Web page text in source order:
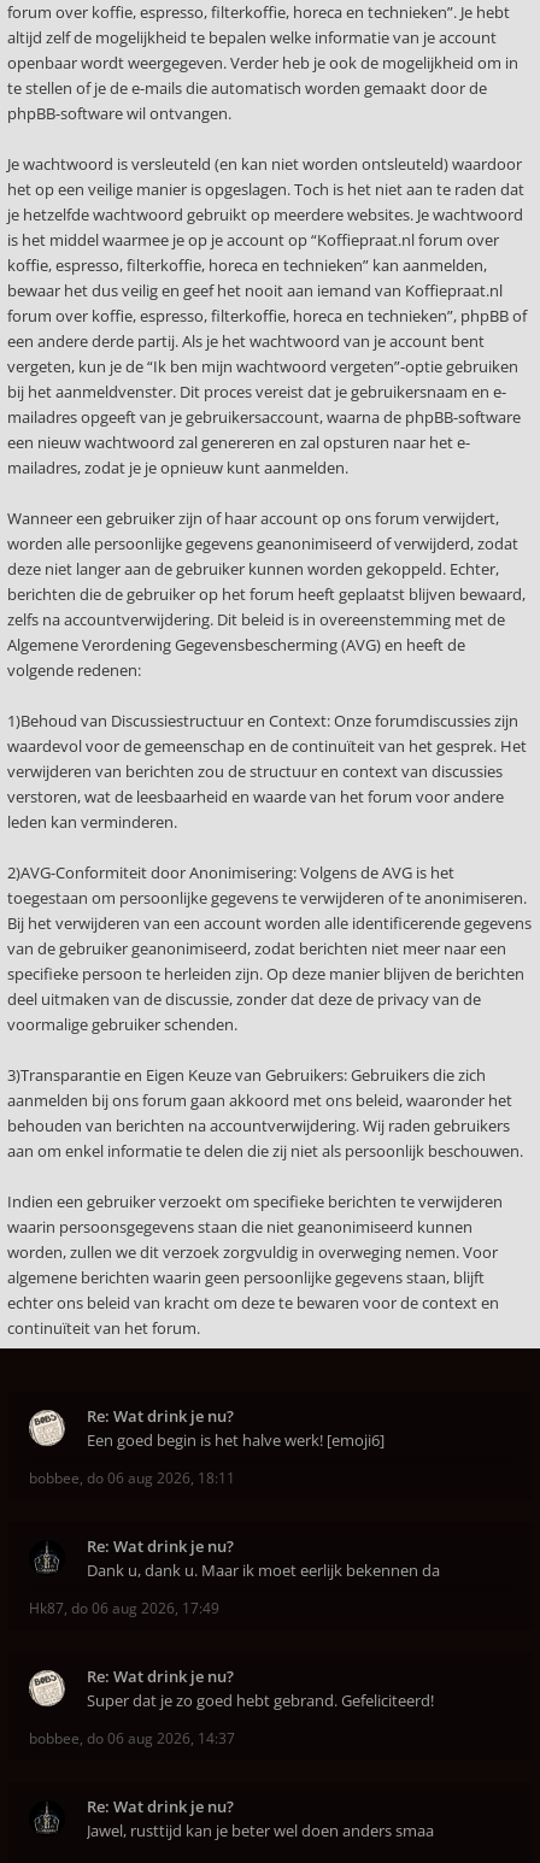
forum over koffie, espresso, filterkoffie, horeca en technieken”. Je hebt
altijd zelf de mogelijkheid te bepalen welke informatie van je account
openbaar wordt weergegeven. Verder heb je ook de mogelijkheid om in
te stellen of je de e-mails die automatisch worden gemaakt door de
phpBB-software wil ontvangen.
Je wachtwoord is versleuteld (en kan niet worden ontsleuteld) waardoor
het op een veilige manier is opgeslagen. Toch is het niet aan te raden dat
je hetzelfde wachtwoord gebruikt op meerdere websites. Je wachtwoord
is het middel waarmee je op je account op “Koffiepraat.nl forum over
koffie, espresso, filterkoffie, horeca en technieken” kan aanmelden,
bewaar het dus veilig en geef het nooit aan iemand van Koffiepraat.nl
forum over koffie, espresso, filterkoffie, horeca en technieken”, phpBB of
een andere derde partij. Als je het wachtwoord van je account bent
vergeten, kun je de “Ik ben mijn wachtwoord vergeten”-optie gebruiken
bij het aanmeldvenster. Dit proces vereist dat je gebruikersnaam en e-
mailadres opgeeft van je gebruikersaccount, waarna de phpBB-software
een nieuw wachtwoord zal genereren en zal opsturen naar het e-
mailadres, zodat je je opnieuw kunt aanmelden.
Wanneer een gebruiker zijn of haar account op ons forum verwijdert,
worden alle persoonlijke gegevens geanonimiseerd of verwijderd, zodat
deze niet langer aan de gebruiker kunnen worden gekoppeld. Echter,
berichten die de gebruiker op het forum heeft geplaatst blijven bewaard,
zelfs na accountverwijdering. Dit beleid is in overeenstemming met de
Algemene Verordening Gegevensbescherming (AVG) en heeft de
volgende redenen:
1)Behoud van Discussiestructuur en Context: Onze forumdiscussies zijn
waardevol voor de gemeenschap en de continuïteit van het gesprek. Het
verwijderen van berichten zou de structuur en context van discussies
verstoren, wat de leesbaarheid en waarde van het forum voor andere
leden kan verminderen.
2)AVG-Conformiteit door Anonimisering: Volgens de AVG is het
toegestaan om persoonlijke gegevens te verwijderen of te anonimiseren.
Bij het verwijderen van een account worden alle identificerende gegevens
van de gebruiker geanonimiseerd, zodat berichten niet meer naar een
specifieke persoon te herleiden zijn. Op deze manier blijven de berichten
deel uitmaken van de discussie, zonder dat deze de privacy van de
voormalige gebruiker schenden.
3)Transparantie en Eigen Keuze van Gebruikers: Gebruikers die zich
aanmelden bij ons forum gaan akkoord met ons beleid, waaronder het
behouden van berichten na accountverwijdering. Wij raden gebruikers
aan om enkel informatie te delen die zij niet als persoonlijk beschouwen.
Indien een gebruiker verzoekt om specifieke berichten te verwijderen
waarin persoonsgegevens staan die niet geanonimiseerd kunnen
worden, zullen we dit verzoek zorgvuldig in overweging nemen. Voor
algemene berichten waarin geen persoonlijke gegevens staan, blijft
echter ons beleid van kracht om deze te bewaren voor de context en
continuïteit van het forum.
Re: Wat drink je nu?
Een goed begin is het halve werk! [emoji6]
bobbee, do 06 aug 2026, 18:11
Re: Wat drink je nu?
Dank u, dank u. Maar ik moet eerlijk bekennen da
Hk87, do 06 aug 2026, 17:49
Re: Wat drink je nu?
Super dat je zo goed hebt gebrand. Gefeliciteerd!
bobbee, do 06 aug 2026, 14:37
Re: Wat drink je nu?
Jawel, rusttijd kan je beter wel doen anders smaa